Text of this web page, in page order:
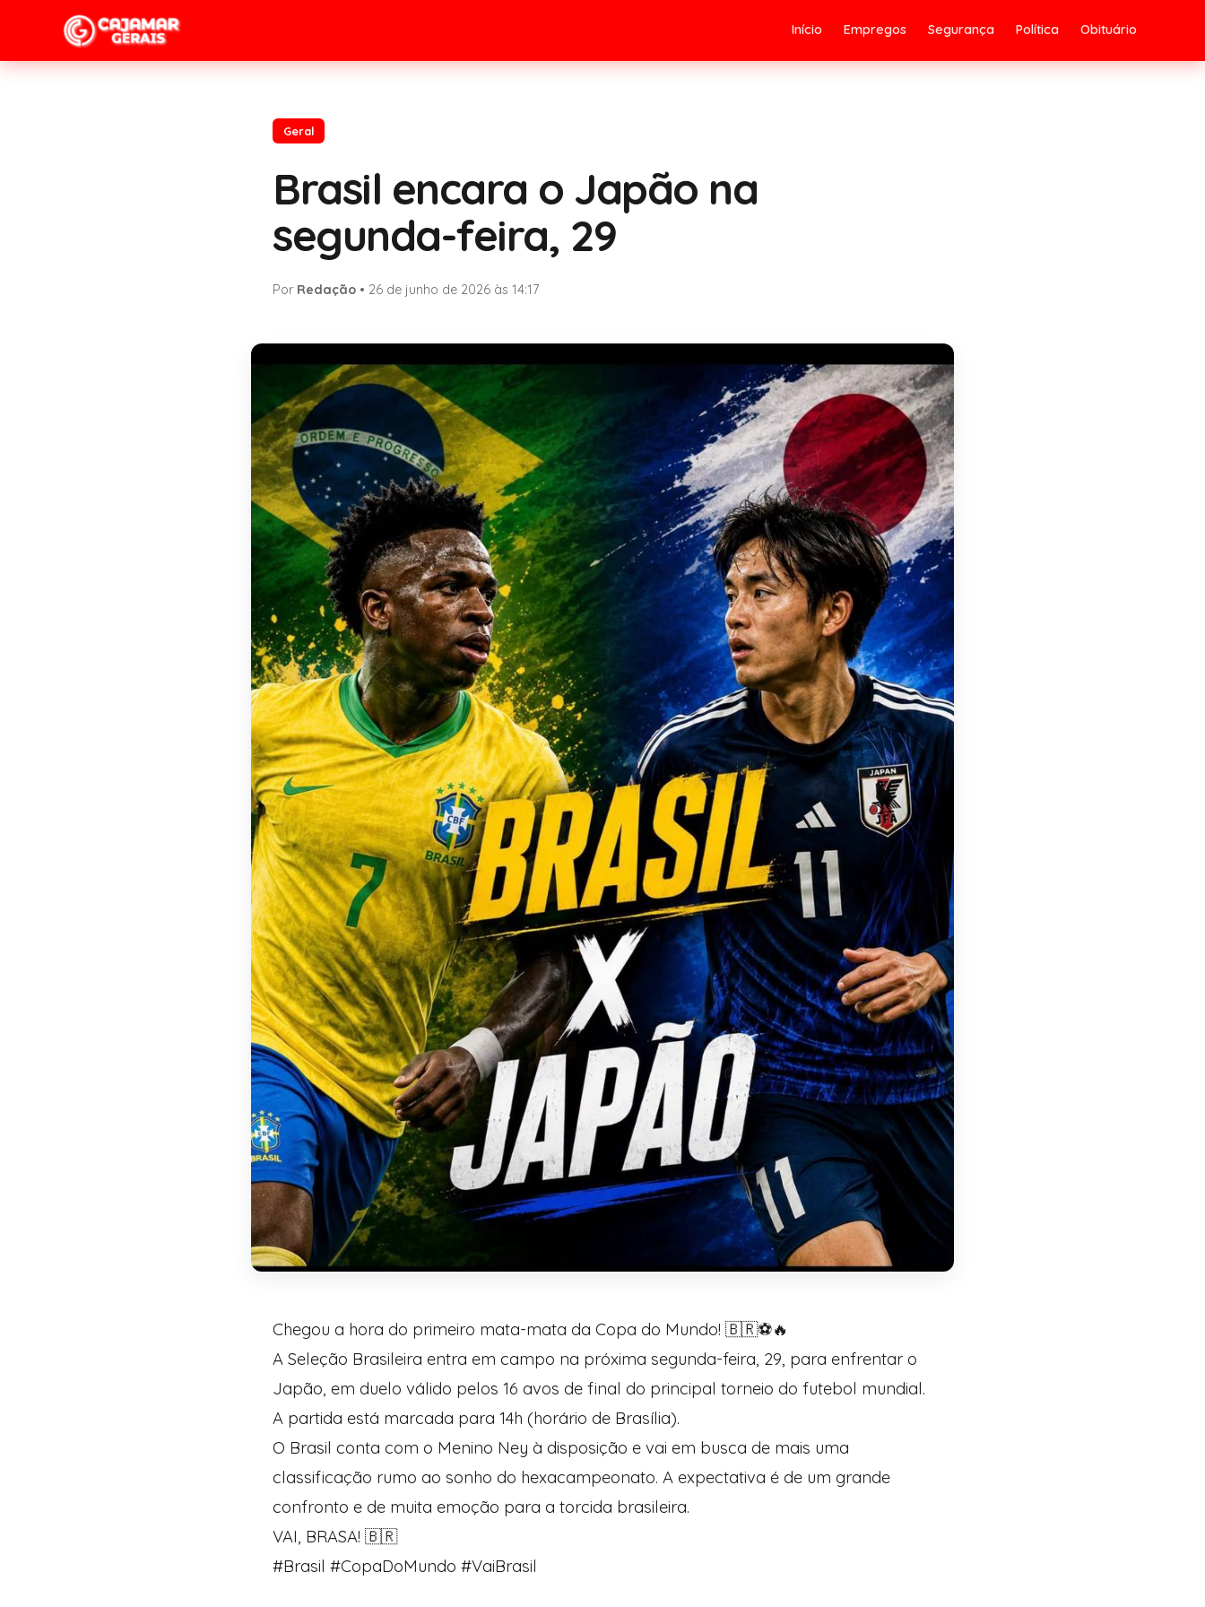
Início Empregos Segurança Política Obituário
Geral
Brasil encara o Japão na
segunda-feira, 29
Por Redação • 26 de junho de 2026 às 14:17
Chegou a hora do primeiro mata-mata da Copa do Mundo! 🇧🇷⚽🔥
A Seleção Brasileira entra em campo na próxima segunda-feira, 29, para enfrentar o
Japão, em duelo válido pelos 16 avos de final do principal torneio do futebol mundial.
A partida está marcada para 14h (horário de Brasília).
O Brasil conta com o Menino Ney à disposição e vai em busca de mais uma
classificação rumo ao sonho do hexacampeonato. A expectativa é de um grande
confronto e de muita emoção para a torcida brasileira.
VAI, BRASA! 🇧🇷
#Brasil #CopaDoMundo #VaiBrasil